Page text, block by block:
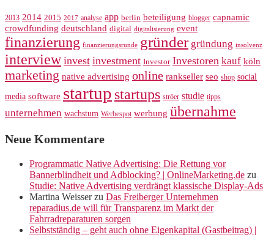
2013 2014 2015 2017 analyse app berlin beteiligung blogger capnamic
crowdfunding deutschland digital digitalisierung event
finanzierung finanzierungsrunde gründer gründung insolvenz
interview invest investment Investor Investoren kauf köln
marketing native advertising online rankseller seo shop social
media software startup startups ströer studie tipps
unternehmen wachstum Werbespot werbung übernahme
Neue Kommentare
Programmatic Native Advertising: Die Rettung vor
Bannerblindheit und Adblocking? | OnlineMarketing.de zu
Studie: Native Advertising verdrängt klassische Display-Ads
Martina Weisserzu Das Freiberger Unternehmen
reparadius.de will für Transparenz im Markt der
Fahrradreparaturen sorgen
Selbstständig – geht auch ohne Eigenkapital (Gastbeitrag) |